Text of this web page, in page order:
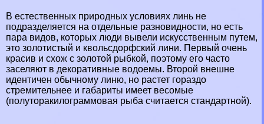
В естественных природных условиях линь не
подразделяется на отдельные разновидности, но есть
пара видов, которых люди вывели искусственным путем,
это золотистый и квольсдорфский лини. Первый очень
красив и схож с золотой рыбкой, поэтому его часто
заселяют в декоративные водоемы. Второй внешне
идентичен обычному линю, но растет гораздо
стремительнее и габариты имеет весомые
(полутоpaкилограммовая рыба считается стандартной).